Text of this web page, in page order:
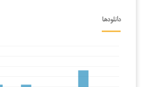
دانلودها